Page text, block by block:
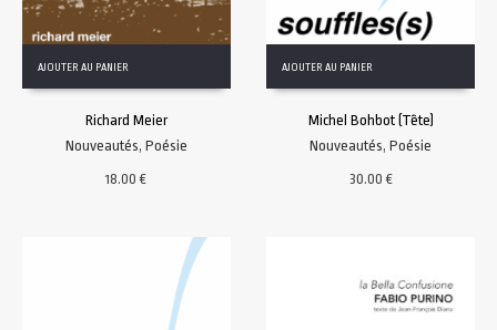
AJOUTER AU PANIER
Richard Meier
Nouveautés, Poésie
18.00€
AJOUTER AU PANIER
Michel Bohbot (Tête)
Nouveautés,Poésie
30.00€